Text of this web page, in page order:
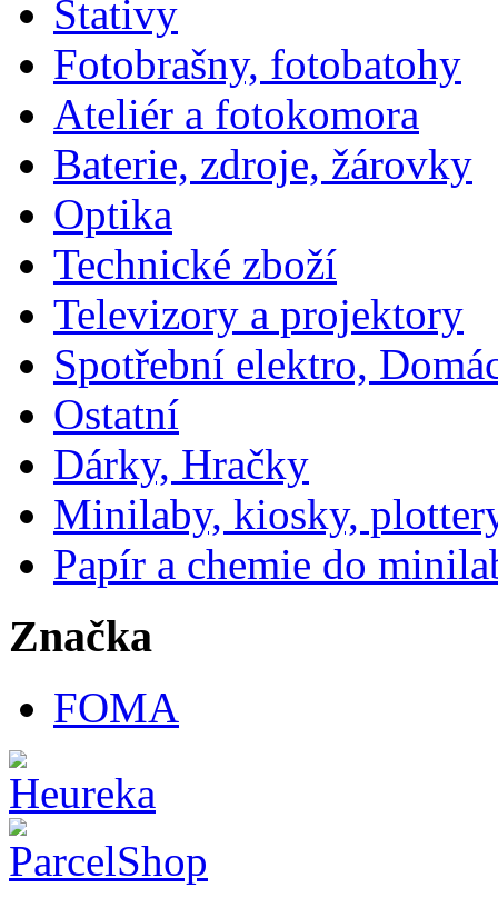
Stativy
Fotobrašny, fotobatohy
Ateliér a fotokomora
Baterie, zdroje, žárovky
Optika
Technické zboží
Televizory a projektory
Spotřební elektro,
Ostatní
Dárky, Hračky
Minilaby, kiosky,
Papír a chemie do
Značka
FOMA